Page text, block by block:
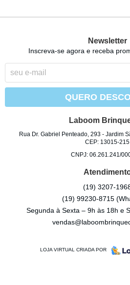
Newsletter
Inscreva-se agora e receba
QUERO
Laboom
Rua Dr. Gabriel Penteado, 293- Jardim
CEP: 13015-215
CNPJ: 06.261.241/
(19) 3207-
(19) 99230-8715
Segunda à Sexta – 9h às 18h e
LOJA VIRTUAL CRIADA POR